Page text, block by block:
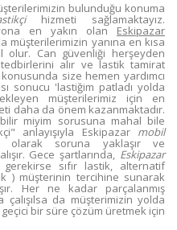
bulunduğu konuma
hizmeti sağlamaktayız.
en yakın olan Eskipazar
müşterilerimizin yanına en kısa
olur. Can güvenliği herşeyden
alır ve lastik tamirat
size hemen yardımcı
sonucu 'lastiğim patladı yolda
müşterilerimiz için en
daha da önem kazanmaktadır.
miyim sorusuna mahal bile
anlayışıyla Eskipazar mobil
olarak soruna yaklaşır ve
Gece şartlarında, Eskipazar
sıfır lastik, alternatif
) müşterinin tercihine sunarak
Her ne kadar parçalanmış
da müşterimizin yolda
bir süre çözüm üretmek için